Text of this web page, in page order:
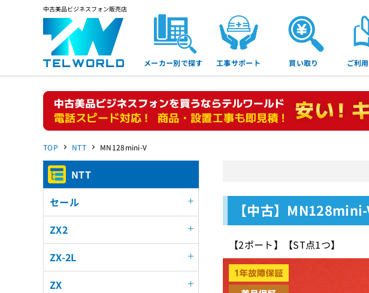
中古美品ビジネスフォン販売店
メーカー別で探す 工事サポート 買い取り ご利
TOP NTT MN128mini-V
【中古】
【2ポート】【ST点1つ】
NTT
セール
ZX2
ZX-2L
ZX